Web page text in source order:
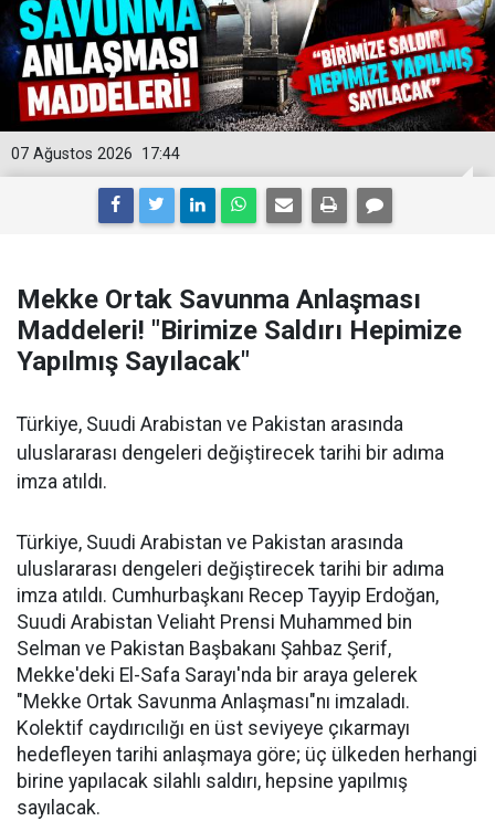
17:44
07 Ağustos 2026
Mekke Ortak Savunma Anlaşması
Maddeleri! "Birimize Saldırı Hepimize
Yapılmış Sayılacak"
Türkiye, Suudi Arabistan ve Pakistan arasında
uluslararası dengeleri değiştirecek tarihi bir adıma
imza atıldı.
Türkiye, Suudi Arabistan ve Pakistan arasında
uluslararası dengeleri değiştirecek tarihi bir adıma
imza atıldı. Cumhurbaşkanı Recep Tayyip Erdoğan,
Suudi Arabistan Veliaht Prensi Muhammed bin
Selman ve Pakistan Başbakanı Şahbaz Şerif,
Mekke'deki El-Safa Sarayı'nda bir araya gelerek
"Mekke Ortak Savunma Anlaşması"nı imzaladı.
Kolektif caydırıcılığı en üst seviyeye çıkarmayı
hedefleyen tarihi anlaşmaya göre; üç ülkeden herhangi
birine yapılacak silahlı saldırı, hepsine yapılmış
sayılacak.